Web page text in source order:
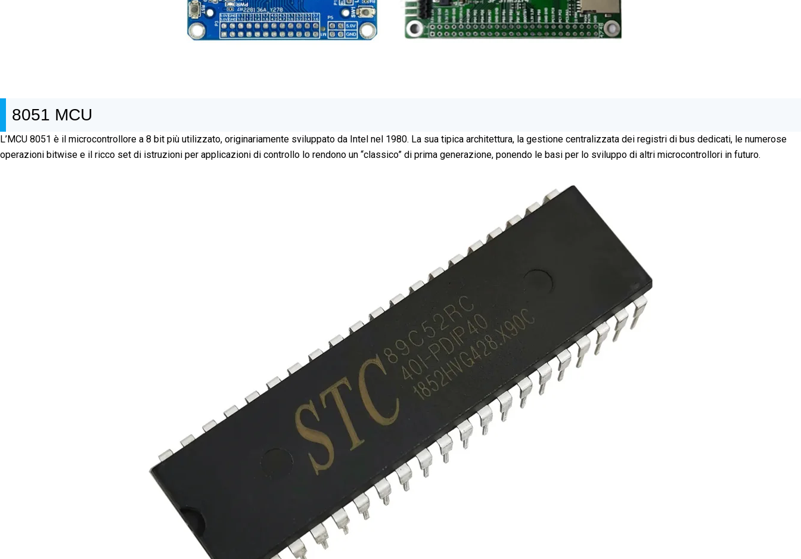
8051 MCU
L’MCU 8051 è il microcontrollore a 8 bit più utilizzato, originariamente sviluppato da Intel nel 1980. La sua tipica architettura, la gestione centralizzata dei registri di bus dedicati, le numerose
operazioni bitwise e il ricco set di istruzioni per applicazioni di controllo lo rendono un “classico” di prima generazione, ponendo le basi per lo sviluppo di altri microcontrollori in futuro.